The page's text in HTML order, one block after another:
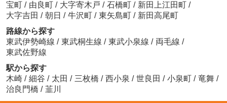
宝町 / 由良町 / 大字寄木戸 / 石橋町 / 新田上江田町 /
大字吉田 / 朝日 / 牛沢町 / 東矢島町 / 新田高尾町
路線から探す
東武伊勢崎線 / 東武桐生線 / 東武小泉線 / 両毛線 /
東武佐野線
駅から探す
木崎 / 細谷 / 太田 / 三枚橋 / 西小泉 / 世良田 / 小泉町 / 竜舞 /
治良門橋 / 韮川